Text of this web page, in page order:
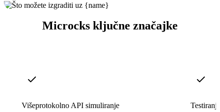
Microcks ključne značajke
Višeprotokolno API simuliranje